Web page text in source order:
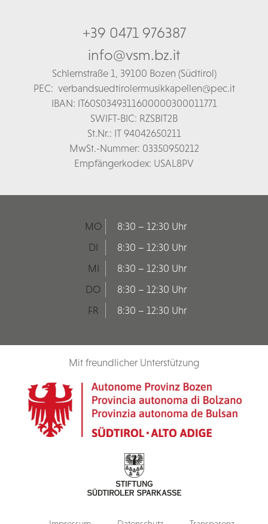
+39 0471 976387
info@vsm.bz.it
Schlernstraße 1, 39100 Bozen (Südtirol)
PEC: verbandsuedtirolermusikkapellen@pec.it
IBAN: IT60S0349311600000300011771
SWIFT-BIC: RZSBIT2B
St.Nr.: IT 94042650211
MwSt.-Nummer: 03350950212
Empfängerkodex: USAL8PV
MO
8:30 – 12:30 Uhr
DI
8:30 – 12:30 Uhr
MI
8:30 – 12:30 Uhr
DO
8:30 – 12:30 Uhr
FR
8:30 – 12:30 Uhr
Mit freundlicher Unterstützung